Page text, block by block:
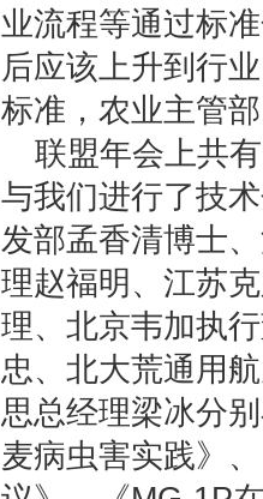
业流程等通过标
后应该上升到行
标准，农业主管
联盟年会上共
与我们进行了技
发部孟香清博士
理赵福明、江苏
理、北京韦加执
忠、北大荒通用
思总经理梁冰分
麦病虫害实践》